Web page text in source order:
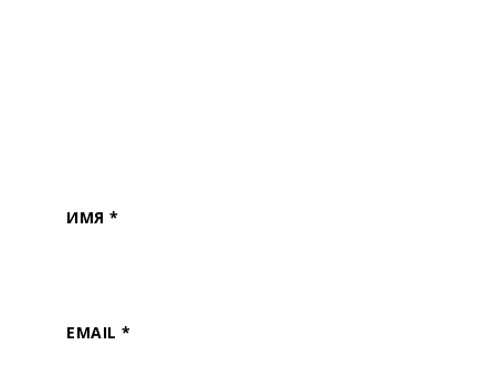
ИМЯ*
EMAIL*